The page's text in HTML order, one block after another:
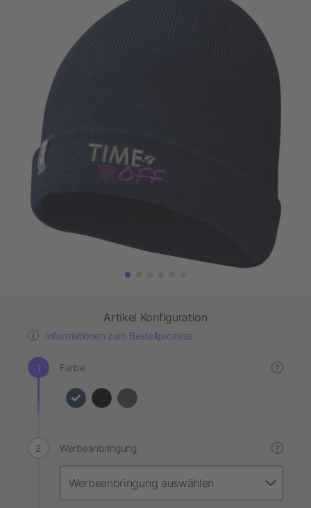
Artikel Konfiguration
Informationen zum Bestellprozess
Farbe ?
Werbeanbringung ?